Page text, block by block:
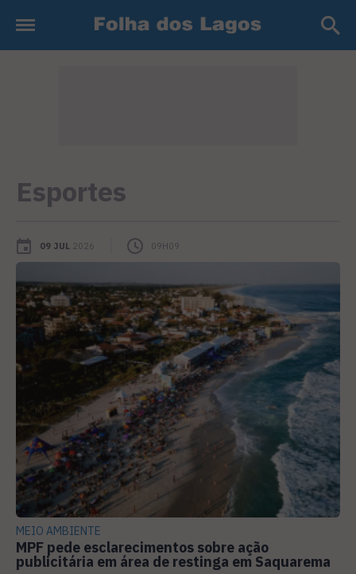
Esportes
09 JUL 2026 09H09
MEIO AMBIENTE
MPF pede esclarecimentos sobre ação
publicitária em área de restinga em Saquarema